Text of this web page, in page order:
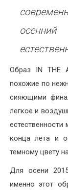
Образ IN THE
похожие по
сияющими
легкое и
конца лета и
темному цвету
Для осени
именно этот